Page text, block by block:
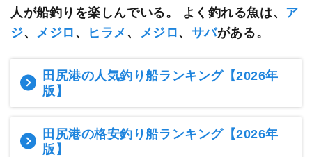
人が船釣りを楽しんでいる。
よく釣れる魚は、 ア
ジ、 メジロ 、 ヒラメ 、 メジロ、 サバがある。
田尻港の人気釣り船ランキング【2026年
版】
田尻港の格安釣り船ランキング【2026年
版】